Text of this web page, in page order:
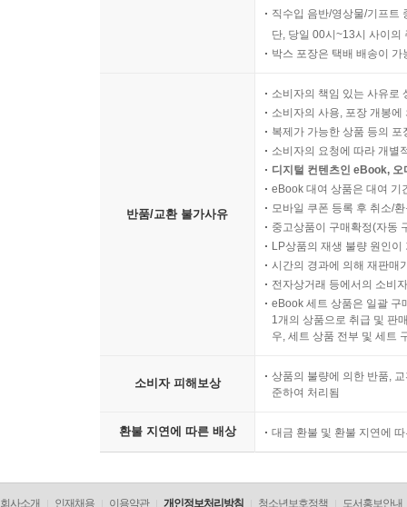
직수입 음반/영상물/기프트
단, 당일 00시~13시 사이의
박스 포장은 택배 배송이
반품/교환 불가사유
소비자의 책임 있는 사유로
소비자의 사용, 포장 개봉
복제가 가능한 상품 등의
소비자의 요청에 따라 개별
디지털 컨텐츠인 eBook,
eBook 대여 상품은 대여 기
모바일 쿠폰 등록 후 취소/
중고상품이 구매확정(자동
LP상품의 재생 불량 원인
시간의 경과에 의해 재판매
전자상거래 등에서의 소비
eBook 세트 상품은 일괄 구
1개의 상품으로 취급 및 판
우, 세트 상품 전부 및 세트
소비자 피해보상
상품의 불량에 의한 반품,
준하여 처리됨
환불 지연에 따른 배상 대금 환불 및 환불 지연에
회사소개 인재채용 이용약관 개인정보처리방침 청소년보호정책 도서홍보안내